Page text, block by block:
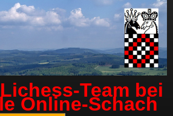
Team bei
Online-Schach